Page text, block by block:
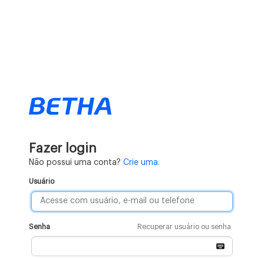
Fazer login
Não possui uma conta? Crie uma.
Usuário
Senha Recuperar usuário ou senha